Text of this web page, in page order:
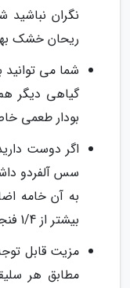
نگران نباشید
ریحان خشک
شما می
گیاهی دیگر هم
بودار طعمی
اگر دوست
سس آلفردو
به آن خامه
بیشتر از 1/4 فنجان باشد.
مزیت قابل
مطابق هر